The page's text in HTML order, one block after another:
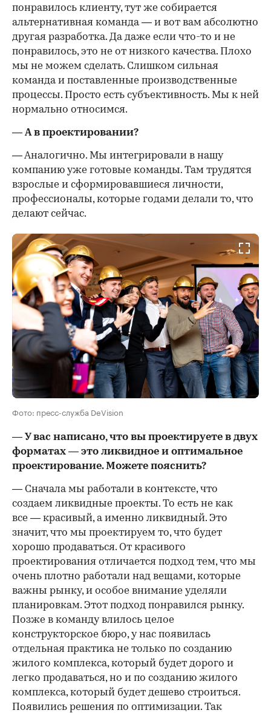
понравилось клиенту, тут же собирается
альтернативная команда — и вот вам абсолютно
другая разработка. Да даже если что-то и не
понравилось, это не от низкого качества. Плохо
мы не можем сделать. Слишком сильная
команда и поставленные производственные
процессы. Просто есть субъективность. Мы к ней
нормально относимся.
— А в проектировании?
— Аналогично. Мы интегрировали в нашу
компанию уже готовые команды. Там трудятся
взрослые и сформировавшиеся личности,
профессионалы, которые годами делали то, что
делают сейчас.
Фото: пресс-служба DeVision
— У вас написано, что вы проектируете в двух
форматах — это ликвидное и оптимальное
проектирование. Можете пояснить?
— Сначала мы работали в контексте, что
создаем ликвидные проекты. То есть не как
все — красивый, а именно ликвидный. Это
значит, что мы проектируем то, что будет
хорошо продаваться. От красивого
проектирования отличается подход тем, что мы
очень плотно работали над вещами, которые
важны рынку, и особое внимание уделяли
планировкам. Этот подход понравился рынку.
Позже в команду влилось целое
конструкторское бюро, у нас появилась
отдельная практика не только по созданию
жилого комплекса, который будет дорого и
легко продаваться, но и по созданию жилого
комплекса, который будет дешево строиться.
Появились решения по оптимизации. Так